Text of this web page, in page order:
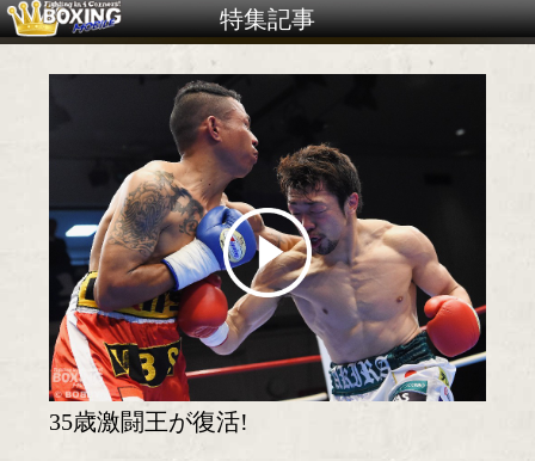
試合日程・勝ち予想へ
試合速報・勝ち予想結果へ
特集記事